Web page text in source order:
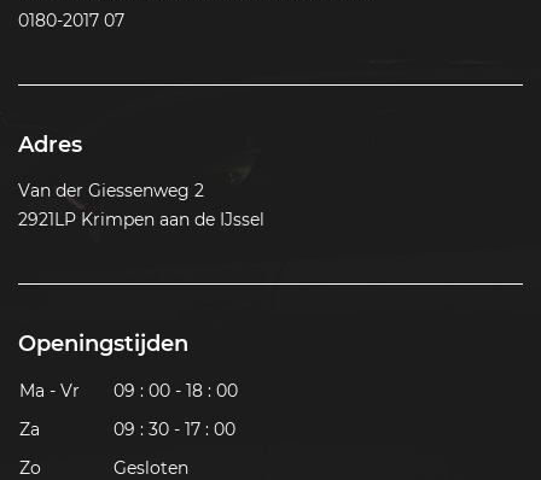
0180-2017 07
Adres
Van der Giessenweg 2
2921LP Krimpen aan de IJssel
Openingstijden
Ma - Vr
09 : 00 - 18 : 00
Za
09 : 30 - 17 : 00
Zo
Gesloten